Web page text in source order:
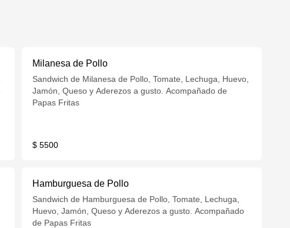
Milanesa de Pollo
Sandwich de Milanesa de Pollo, Tomate, Lechuga, Huevo,
Jamón, Queso y Aderezos a gusto. Acompañado de
Papas Fritas
$ 5500
Hamburguesa de Pollo
Sandwich de Hamburguesa de Pollo, Tomate, Lechuga,
Huevo, Jamón, Queso y Aderezos a gusto. Acompañado
de Papas Fritas